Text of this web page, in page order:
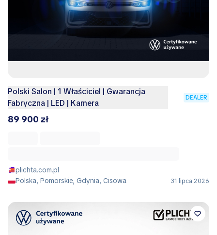
Polski Salon | 1 Właściciel | Gwarancja
Fabryczna | LED | Kamera
DEALER
89 900 zł
plichta.com.pl
Polska, Pomorskie, Gdynia, Cisowa
31 lipca 2026